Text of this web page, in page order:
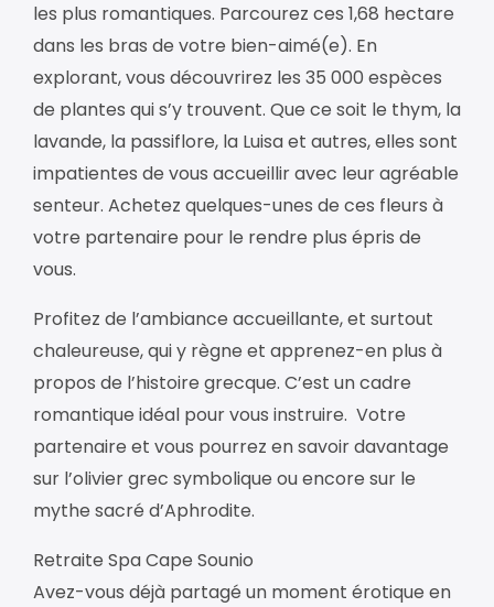
les plus romantiques. Parcourez ces 1,68 hectare
dans les bras de votre bien-aimé(e). En
explorant, vous découvrirez les 35 000 espèces
de plantes qui s’y trouvent. Que ce soit le thym, la
lavande, la passiflore, la Luisa et autres, elles sont
impatientes de vous accueillir avec leur agréable
senteur. Achetez quelques-unes de ces fleurs à
votre partenaire pour le rendre plus épris de
vous.
Profitez de l’ambiance accueillante, et surtout
chaleureuse, qui y règne et apprenez-en plus à
propos de l’histoire grecque. C’est un cadre
romantique idéal pour vous instruire. Votre
partenaire et vous pourrez en savoir davantage
sur l’olivier grec symbolique ou encore sur le
mythe sacré d’Aphrodite.
Retraite Spa Cape Sounio
Avez-vous déjà partagé un moment érotique en